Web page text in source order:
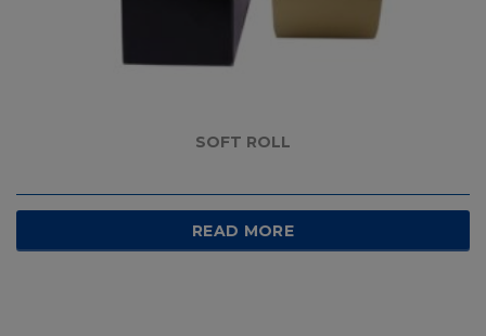
SOFT ROLL
READ MORE